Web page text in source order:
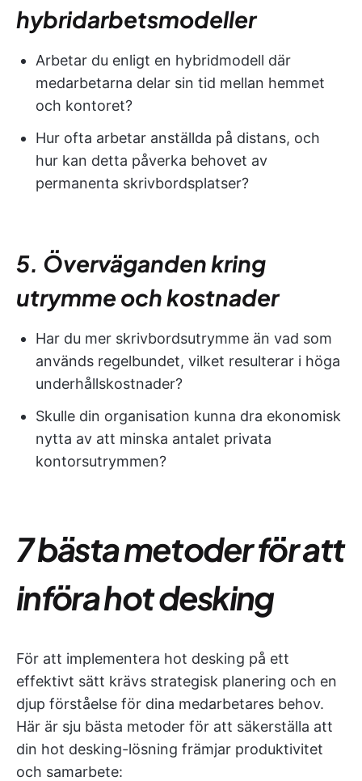
hybridarbetsmodeller
Arbetar du enligt en hybridmodell där
medarbetarna delar sin tid mellan hemmet
och kontoret?
Hur ofta arbetar anställda på distans, och
hur kan detta påverka behovet av
permanenta skrivbordsplatser?
5. Överväganden kring
utrymme och kostnader
Har du mer skrivbordsutrymme än vad som
används regelbundet, vilket resulterar i höga
underhållskostnader?
Skulle din organisation kunna dra ekonomisk
nytta av att minska antalet privata
kontorsutrymmen?
7 bästa metoder för att
införa hot desking
För att implementera hot desking på ett
effektivt sätt krävs strategisk planering och en
djup förståelse för dina medarbetares behov.
Här är sju bästa metoder för att säkerställa att
din hot desking-lösning främjar produktivitet
och samarbete: